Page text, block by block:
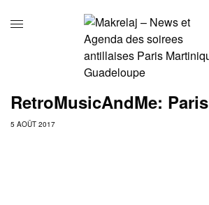
RetroMusicAndMe: Paris
5 AOÛT 2017